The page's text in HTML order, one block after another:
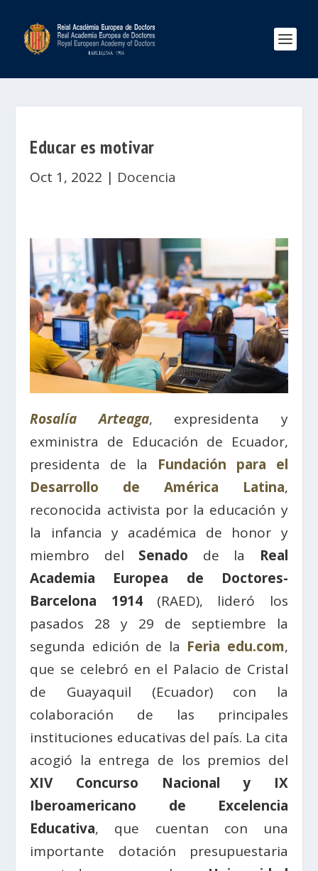
Educar es motivar
Oct 1, 2022 | Docencia
Rosalía Arteaga, expresidenta y
exministra de Educación de Ecuador,
presidenta de la Fundación para el
Desarrollo de América Latina,
reconocida activista por la educación y
la infancia y académica de honor y
miembro del Senado de la Real
Academia Europea de Doctores-
Barcelona 1914(RAED), lideró los
pasados 28 y 29 de septiembre la
segunda edición de la Feria edu.com,
que se celebró en el Palacio de Cristal
de Guayaquil (Ecuador) con la
colaboración de las principales
instituciones educativas del país. La cita
acogió la entrega de los premios del
XIV Concurso Nacional y IX
Iberoamericano de Excelencia
Educativa, que cuentan con una
importante dotación presupuestaria